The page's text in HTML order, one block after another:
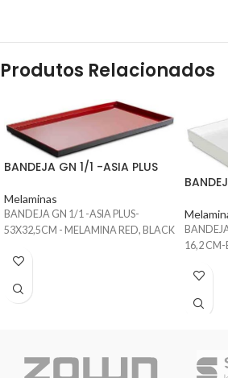
Produtos Relacionados
BANDEJA GN 1/1 -ASIA PLUS
Melaminas
BANDEJA GN 1/1 -ASIA PLUS-
53X32,5CM - MELAMINA RED, BLACK
16,2